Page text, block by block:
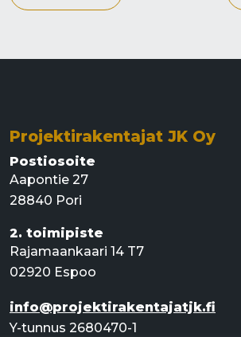
Projektirakentajat JK Oy
Postiosoite
Aapontie 27
28840 Pori
2. toimipiste
Rajamaankaari 14 T7
02920 Espoo
info@projektirakentajatjk.fi
Y-tunnus 2680470-1